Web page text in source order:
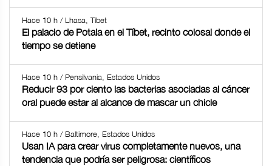
Hace 10 h / Lhasa, Tíbet
El palacio de Potala en el Tíbet, recinto colosal donde el
tiempo se detiene
Hace 10 h / Pensilvania, Estados Unidos
Reducir 93 por ciento las bacterias asociadas al cáncer
oral puede estar al alcance de mascar un chicle
Hace 10 h / Baltimore, Estados Unidos
Usan IA para crear virus completamente nuevos, una
tendencia que podría ser peligrosa: científicos